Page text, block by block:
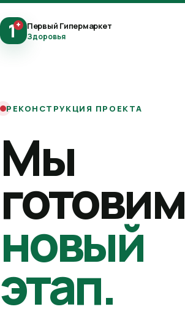
1+ Первый Гипермаркет
Здоровья
РЕКОНСТРУКЦИЯ ПРОЕКТА
Мы
готовим
новый
этап.